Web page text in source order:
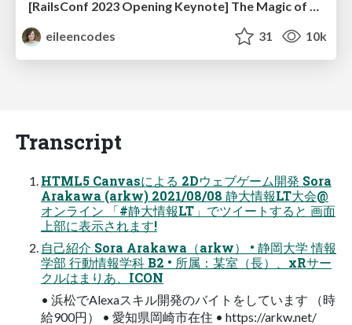
eileencodes
31 10k
Transcript
HTML5 Canvasによる 2Dウェブゲーム開発 Sora
Arakawa (arkw) 2021/08/08 静大情報LT大会@
オンライン 「#静大情報LT」でツイートすると 画面
上部に表示されます!
自己紹介 Sora Arakawa（arkw） • 静岡大学 情報
学部 行動情報学科 B2 • 所属：某室（長）、xRサー
クルはまりあ、ICON
• 浜松でAlexaスキル開発のバイトをしています （時
給900円） • 愛知県岡崎市在住 • https://arkw.net/